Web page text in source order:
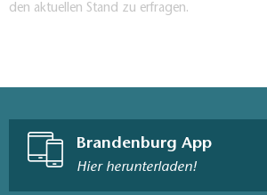
den aktuellen Stand zu erfragen.
Brandenburg App
Hier herunterladen!